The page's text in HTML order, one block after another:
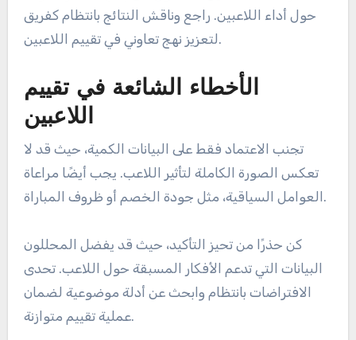
حول أداء اللاعبين. راجع وناقش النتائج بانتظام كفريق
لتعزيز نهج تعاوني في تقييم اللاعبين.
الأخطاء الشائعة في تقييم
اللاعبين
تجنب الاعتماد فقط على البيانات الكمية، حيث قد لا
تعكس الصورة الكاملة لتأثير اللاعب. يجب أيضًا مراعاة
العوامل السياقية، مثل جودة الخصم أو ظروف المباراة.
كن حذرًا من تحيز التأكيد، حيث قد يفضل المحللون
البيانات التي تدعم الأفكار المسبقة حول اللاعب. تحدى
الافتراضات بانتظام وابحث عن أدلة موضوعية لضمان
عملية تقييم متوازنة.